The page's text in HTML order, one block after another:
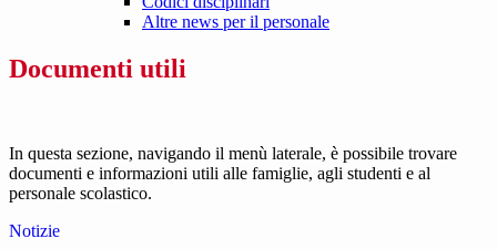
Altre news per il personale
Documenti utili
In questa sezione, navigando il menù laterale, è possibile trovare
documenti e informazioni utili alle famiglie, agli studenti e al
personale scolastico.
Notizie